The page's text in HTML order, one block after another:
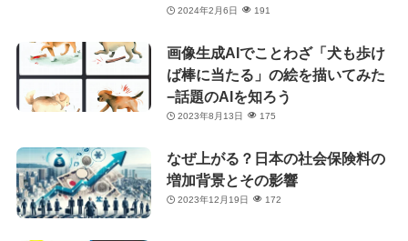
2024年2月6日 191
画像生成AIでことわざ「犬も歩け
ば棒に当たる」の絵を描いてみた
−話題のAIを知ろう
2023年8月13日 175
なぜ上がる？日本の社会保険料の
増加背景とその影響
2023年12月19日 172